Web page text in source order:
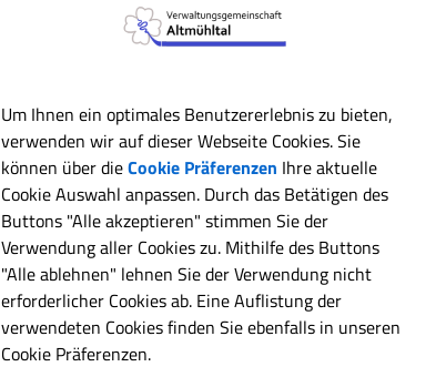
Rechnungsprüfungsausschuss Meinheim
Bernd Herzog
Um Ihnen ein optimales Benutzererlebnis zu bieten,
verwenden wir auf dieser Webseite Cookies. Sie
können über dieCookie Präferenzen Ihre aktuelle
Cookie Auswahl anpassen. Durch das Betätigen des
Buttons "Alle akzeptieren" stimmen Sie der
Verwendung aller Cookies zu. Mithilfe des Buttons
"Alle ablehnen" lehnen Sie der Verwendung nicht
erforderlicher Cookies ab. Eine Auflistung der
verwendeten Cookies finden Sie ebenfalls in unseren
Cookie Präferenzen.